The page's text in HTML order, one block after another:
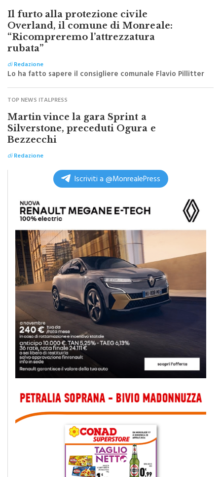
CRONACA
Il furto alla protezione civile
Overland, il comune di Monreale:
“Ricompreremo l’attrezzatura
rubata”
diRedazione
Lo ha fatto sapere il consigliere comunale Flavio Pillitter
TOP NEWS ITALPRESS
Martin vince la gara Sprint a
Silverstone, preceduti Ogura e
Bezzecchi
di